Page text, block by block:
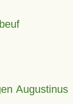
Augustinus